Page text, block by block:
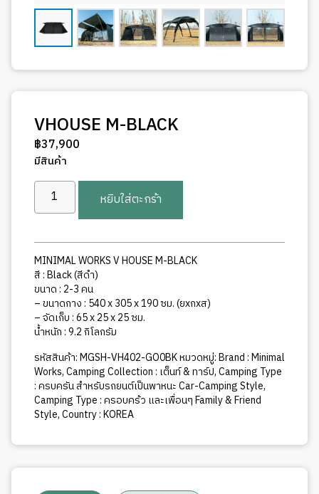
VHOUSE M-BLACK
฿37,900
มีสินค้า
จำนวน
VHOUSE
BLACK
ชิ้น
หยิบใส่ตะกร้า
MINIMAL WORKS V HOUSE M-BLACK
สี : Black (สีดำ)
ขนาด : 2-3 คน
– ขนาดกาง : 540 x 305 x 190 ซม. (ยxกxส)
– จัดเก็บ : 65 x 25 x 25 ซม.
น้ำหนัก : 9.2 กิโลกรัม
รหัสสินค้า:MGSH-VH402-GO0BKหมวดหมู่:Brand : Minimal
Works,Camping Collection : เต็นท์ & ทาร์ป,Camping Type
: ครบครัน สำหรับรถยนต์เป็นพาหนะ Car-Camping Style,
Camping Type : ครอบคร้ว และเพื่อนๆ Family & Friend
Style,Country : KOREA